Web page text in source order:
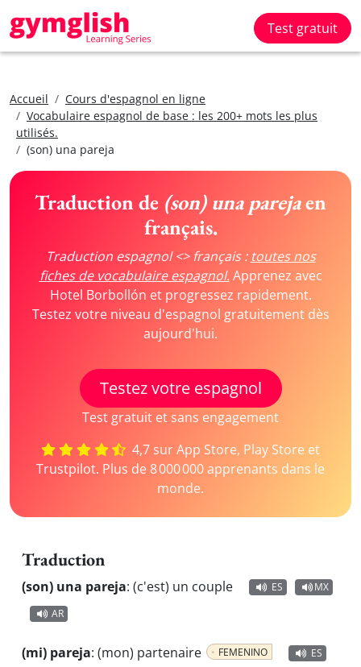
Test gratuit
Accueil
Cours d'espagnol en ligne
Vocabulaire espagnol de base : les 200+ mots les plus
utilisés.
(son) una pareja
Traduction de (son) una parejaen
français.
Traduction espagnol <> français : toutes nos
fiches de vocabulaire espagnol.Apprenez avec
Hotel Borbollón et progressez rapidement.
Testez votre niveau d'espagnol gratuitement dès
aujourd'hui.
Testez votre espagnol
Test gratuit et sans engagement
4,7 sur App Store, Play Store et
Trustpilot. Plus de 8 000 000 apprenants dans le
monde.
Traduction
(son) una pareja: (c'est) un couple ES
MX
AR
(mi) pareja: (mon) partenaire FEMENINO
ES